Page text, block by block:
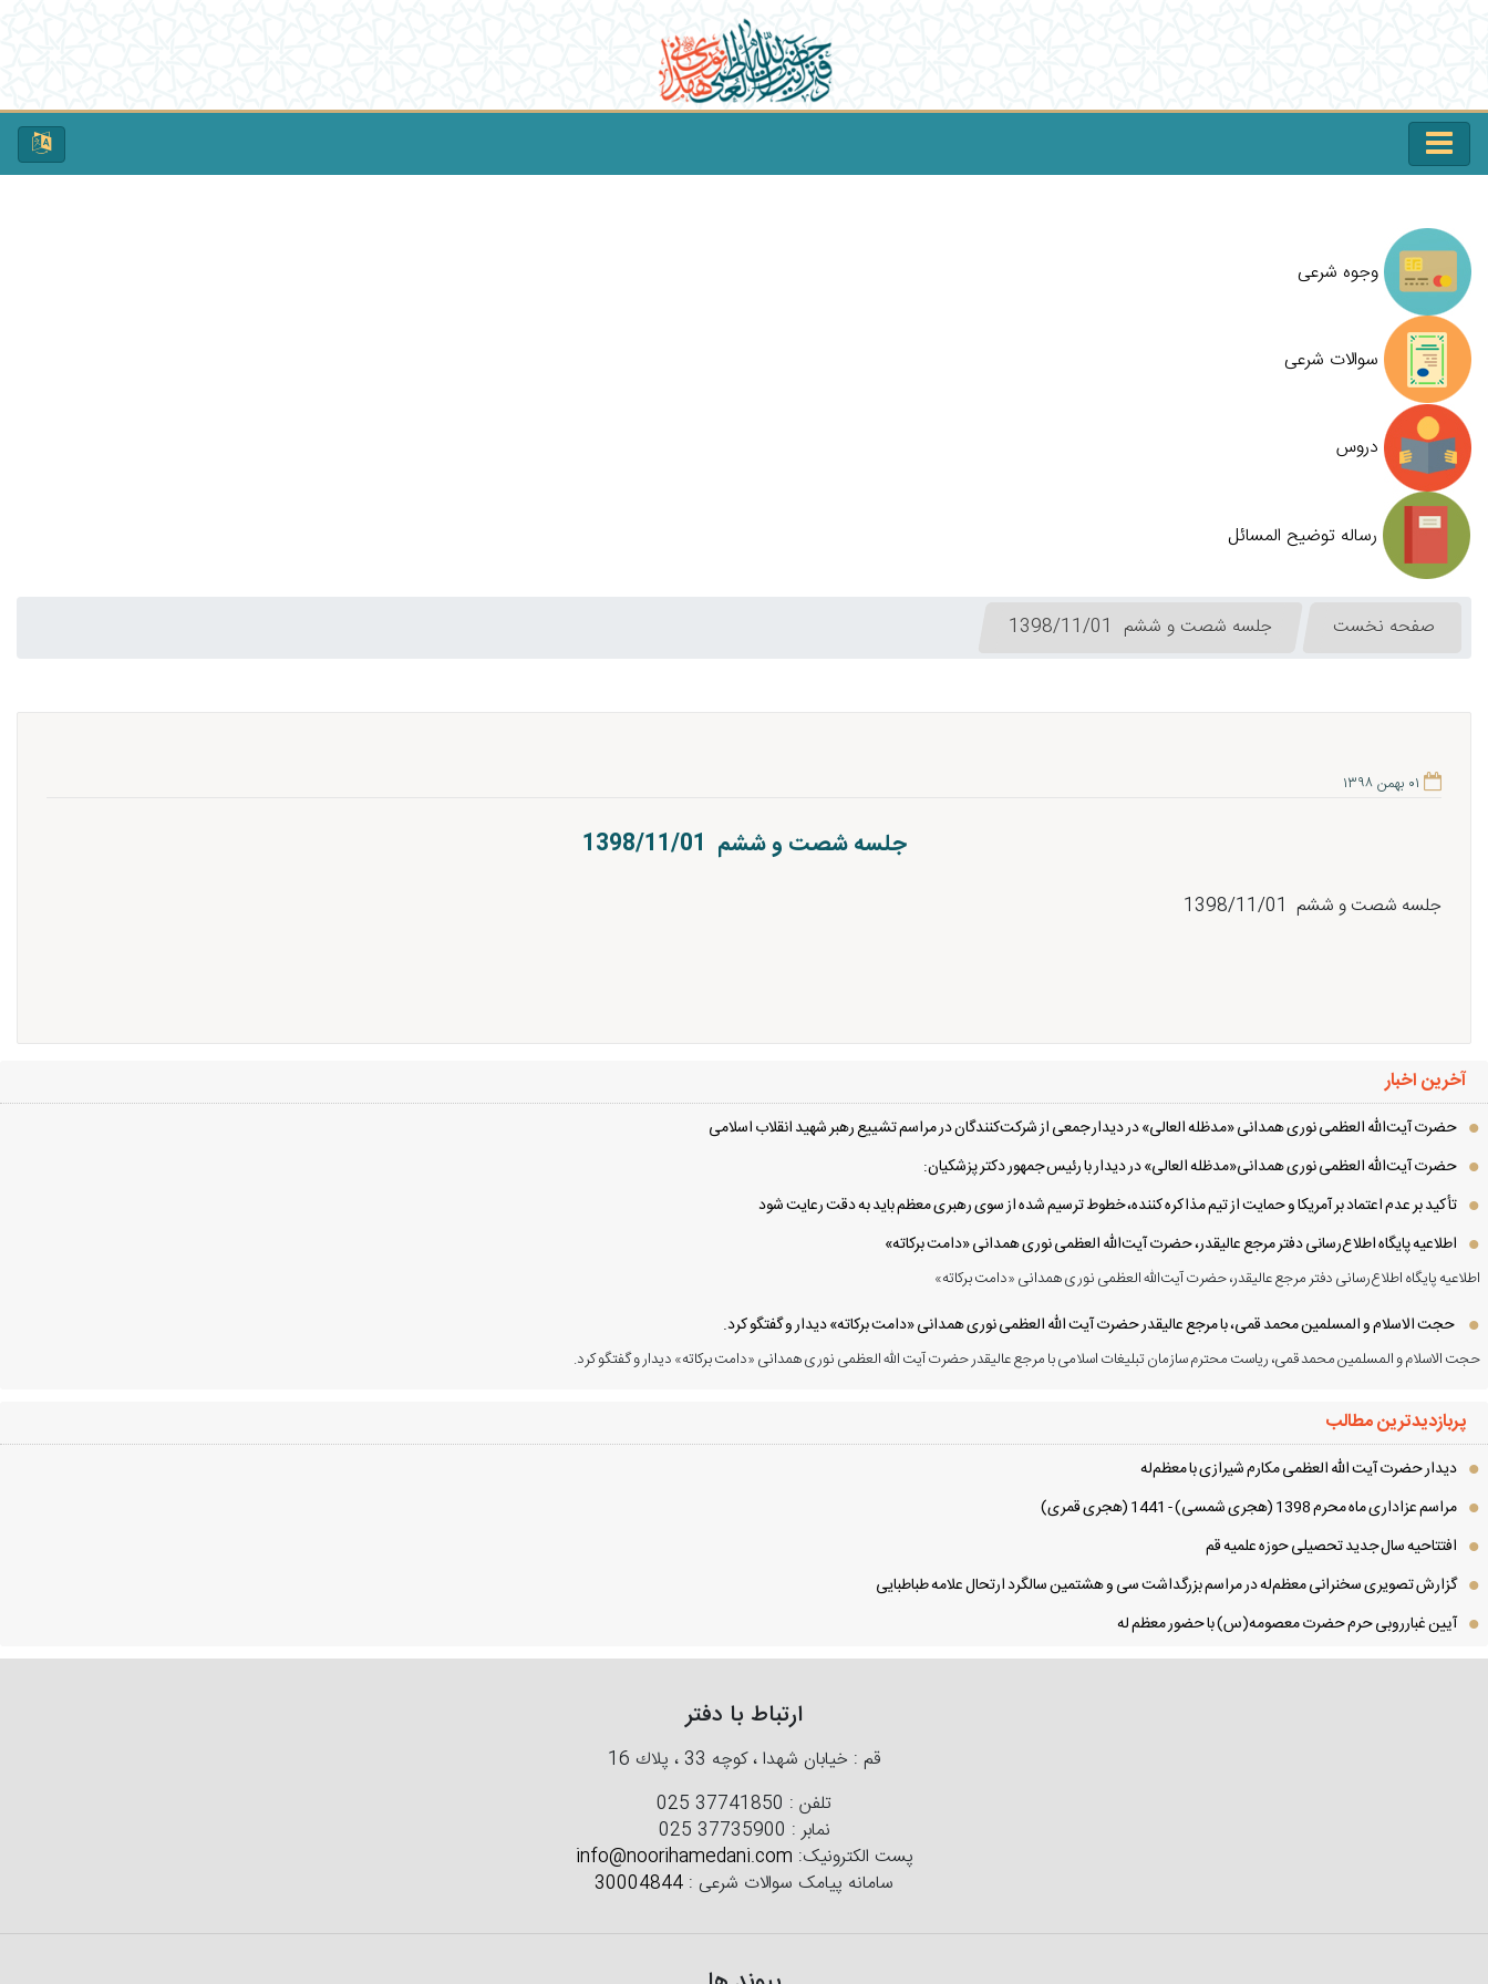
وجوه شرعی
سوالات شرعی
دروس
رساله توضیح المسائل
صفحه نخست جلسه شصت و ششم 1398/11/01
۰۱ بهمن ۱۳۹۸
جلسه شصت و ششم 1398/11/01
جلسه شصت و ششم 1398/11/01
آخرین اخبار
حضرت آیت‌الله العظمی نوری همدانی «مدظله العالی» در دیدار جمعی از شرکت‌کنندگان در مراسم تشییع رهبر شهید انقلاب اسلامی
حضرت آیت‌الله العظمی نوری همدانی«مدظله العالی» در دیدار با رئیس جمهور دکتر پزشکیان:
تأکید بر عدم اعتماد بر آمریکا و حمایت از تیم مذاکره کننده، خطوط ترسیم شده از سوی رهبری معظم باید به دقت رعایت شود
اطلاعیه پایگاه اطلاع‌رسانی دفتر مرجع عالیقدر، حضرت آیت‌الله العظمی نوری همدانی «دامت برکاته»
اطلاعیه پایگاه اطلاع‌رسانی دفتر مرجع عالیقدر، حضرت آیت‌الله العظمی نوری همدانی «دامت برکاته»
حجت الاسلام و المسلمین محمد قمی، با مرجع عالیقدر حضرت آیت الله العظمی نوری همدانی «دامت برکاته» دیدار و گفتگو کرد.
حجت الاسلام و المسلمین محمد قمی، ریاست محترم سازمان تبلیغات اسلامی با مرجع عالیقدر حضرت آیت الله العظمی نوری همدانی «دامت برکاته» دیدار و گفتگو کرد.
پربازدیدترین مطالب
دیدار حضرت آیت الله العظمی مكارم شیرازی با معظم‌له
مراسم عزاداری ماه محرم 1398 (هجری شمسی) - 1441 (هجری قمری)
افتتاحیه سال جدید تحصیلی حوزه علمیه قم
گزارش تصویری سخنرانی معظم‌له در مراسم بزرگداشت سی و هشتمین سالگرد ارتحال علامه طباطبایی
آیین غبارروبی حرم حضرت معصومه(س) با حضور معظم له
ارتباط با دفتر
قم : خیابان شهدا ، كوچه 33 ، پلاك 16
تلفن : 025 37741850
نمابر : 025 37735900
پست الکترونیک: info@noorihamedani.com
سامانه پیامک سوالات شرعی : 30004844